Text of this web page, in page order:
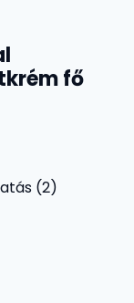
fő
(2)